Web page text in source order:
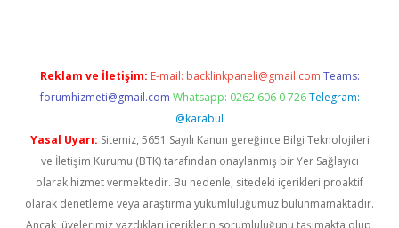
Reklam ve İletişim: E-mail: backlinkpaneli@gmail.com Teams:
forumhizmeti@gmail.com Whatsapp: 0262 606 0 726 Telegram:
@karabul
Yasal Uyarı: Sitemiz, 5651 Sayılı Kanun gereğince Bilgi Teknolojileri
ve İletişim Kurumu (BTK) tarafından onaylanmış bir Yer Sağlayıcı
olarak hizmet vermektedir. Bu nedenle, sitedeki içerikleri proaktif
olarak denetleme veya araştırma yükümlülüğümüz bulunmamaktadır.
Ancak, üyelerimiz yazdıkları içeriklerin sorumluluğunu taşımakta olup,